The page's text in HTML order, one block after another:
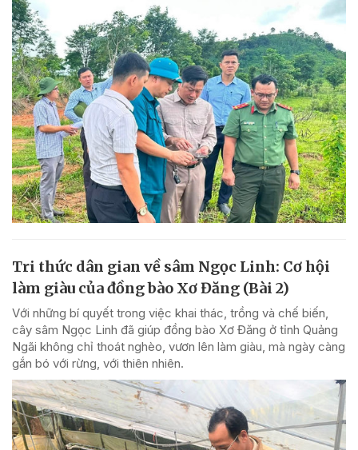
Tri thức dân gian về sâm Ngọc Linh: Cơ hội
làm giàu của đồng bào Xơ Đăng (Bài 2)
Với những bí quyết trong việc khai thác, trồng và chế biến,
cây sâm Ngọc Linh đã giúp đồng bào Xơ Đăng ở tỉnh Quảng
Ngãi không chỉ thoát nghèo, vươn lên làm giàu, mà ngày càng
gắn bó với rừng, với thiên nhiên.